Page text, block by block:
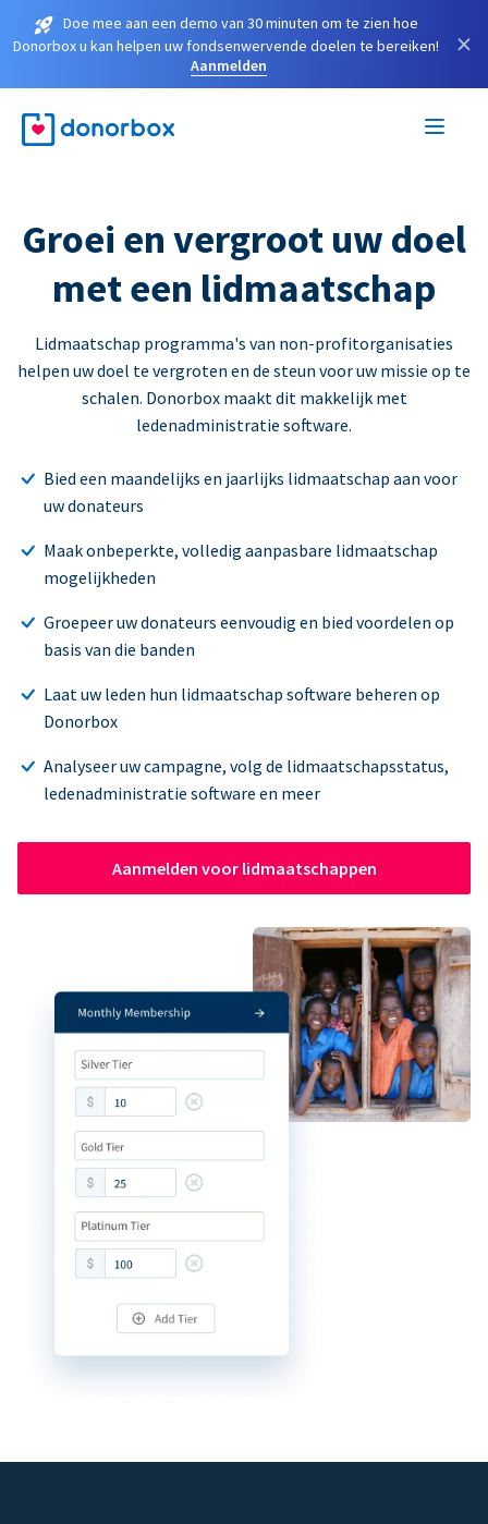
Doe mee aan een demo van 30 minuten om te zien hoe
Donorbox u kan helpen uw fondsenwervende doelen te bereiken!
Aanmelden
×
Groei en vergroot uw doel
met een lidmaatschap
Lidmaatschap programma's van non-profitorganisaties
helpen uw doel te vergroten en de steun voor uw missie op te
schalen. Donorbox maakt dit makkelijk met
ledenadministratie software.
Bied een maandelijks en jaarlijks lidmaatschap aan voor
uw donateurs
Maak onbeperkte, volledig aanpasbare lidmaatschap
mogelijkheden
Groepeer uw donateurs eenvoudig en bied voordelen op
basis van die banden
Laat uw leden hun lidmaatschap software beheren op
Donorbox
Analyseer uw campagne, volg de lidmaatschapsstatus,
ledenadministratie software en meer
Aanmelden voor lidmaatschappen